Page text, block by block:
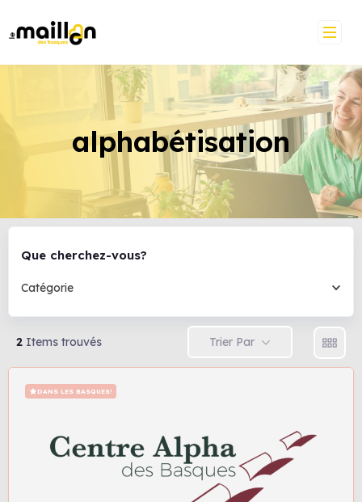
alphabétisation
Que cherchez-vous?
Catégorie
2 Items trouvés Trier Par
DANS LES BASQUES!